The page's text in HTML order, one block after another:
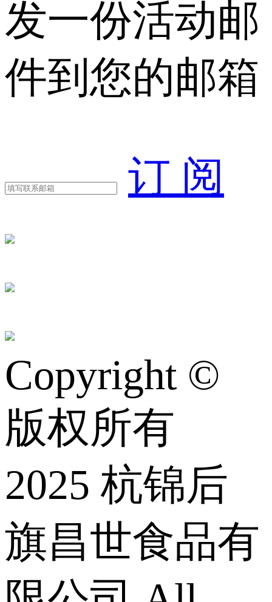
发一份活动邮
件到您的邮箱
订 阅
Copyright ©
版权所有
2025 杭锦后
旗昌世食品有